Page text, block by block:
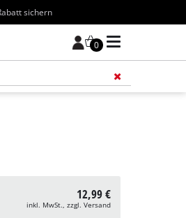
sichern
0
12,99 €
inkl. MwSt., zzgl. Versand